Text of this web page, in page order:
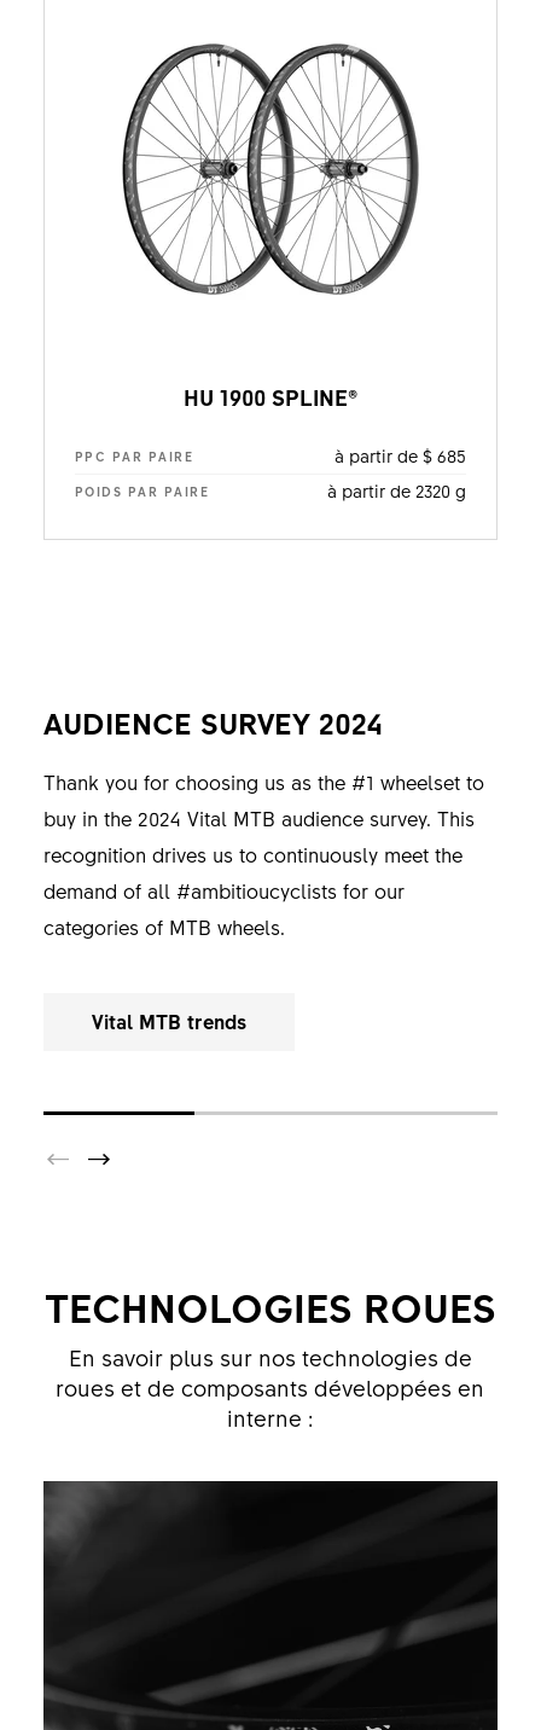
HU 1900 SPLINE®
PPC PAR PAIRE à partir de $ 685
POIDS PAR PAIRE à partir de 2320 g
AUDIENCE SURVEY 2024
Thank you for choosing us as the #1 wheelset to
buy in the 2024 Vital MTB audience survey. This
recognition drives us to continuously meet the
demand of all #ambitioucyclists for our
categories of MTB wheels.
Vital MTB trends
READERS' CHOICE 2024
Thank you for the Best Brand 2024 title, awarded
by ENDURO Mountainbike Magazine. This
recognition continuously drives us to meet the
demands of all #ambitiouscyclists towards our
categories of MTB wheels.
Enduro MTB Magazine
READERS' CHOICE 2024
Thank you for the Best Brand 2024 title, awarded
by E-MOUNTAINBIKE Magazine. This recognition
drives us to continuously meet the demands of all
#ambitiouscyclists for our Hybrid MTB wheels.
TECHNOLOGIES ROUES
En savoir plus sur nos technologies de
roues et de composants développées en
interne :